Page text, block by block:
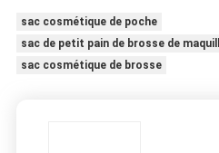
sac cosmétique de poche
sac de petit pain de brosse de
sac cosmétique de brosse